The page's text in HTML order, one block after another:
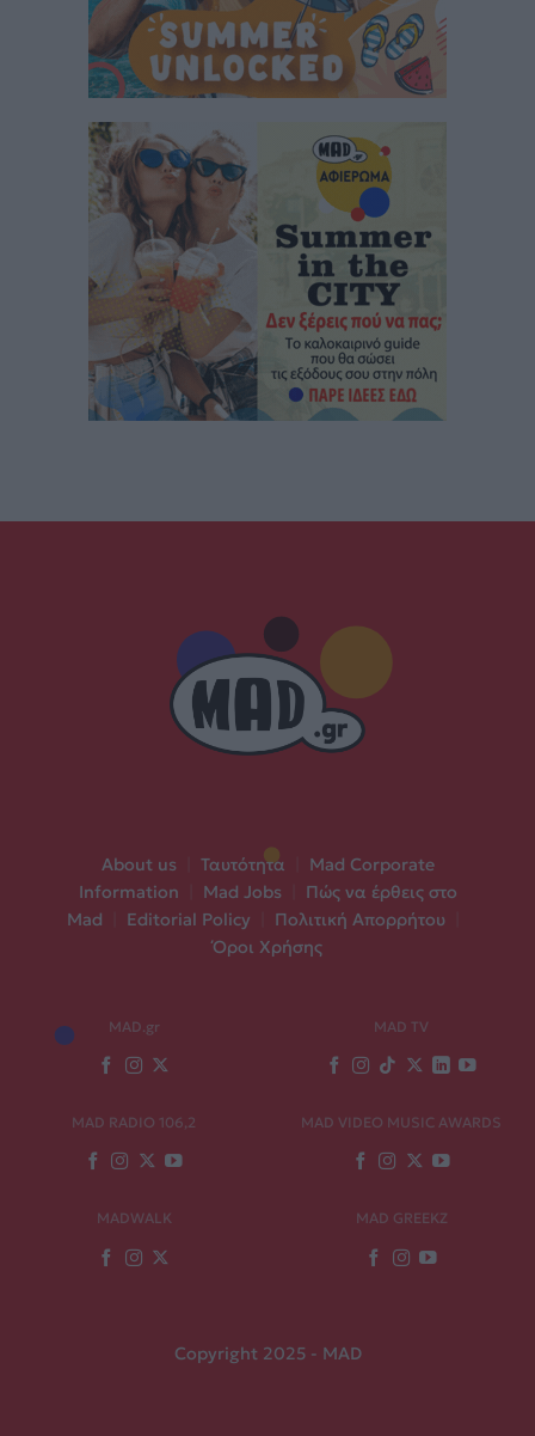
About us Ταυτότητα
Mad Corporate
Information
Mad Jobs
Πώς να έρθεις στο
Mad
Editorial Policy Πολιτική Απορρήτου
Όροι Χρήσης
MAD.gr MAD TV
MAD RADIO 106,2 MAD VIDEO MUSIC AWARDS
MADWALK MAD GREEKZ
Copyright 2025 - MAD